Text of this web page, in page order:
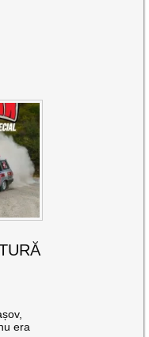
era